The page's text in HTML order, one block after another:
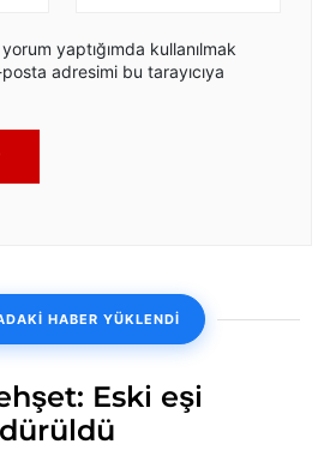
yaptığımda kullanılmak
adresimi bu tarayıcıya
HABER YÜKLENDİ
Eski eşi